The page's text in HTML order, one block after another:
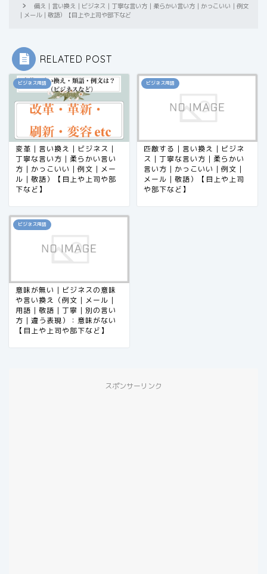
備え｜言い換え｜ビジネス｜丁寧な言い方｜柔らかい言い方｜かっこいい｜例文
｜メール｜敬語）【目上や上司や部下など
RELATED POST
ビジネス用語
変革｜言い換え｜ビジネス｜
丁寧な言い方｜柔らかい言い
方｜かっこいい｜例文｜メー
ル｜敬語）【目上や上司や部
下など】
ビジネス用語
匹敵する｜言い換え｜ビジネ
ス｜丁寧な言い方｜柔らかい
言い方｜かっこいい｜例文｜
メール｜敬語）【目上や上司
や部下など】
ビジネス用語
意味が無い｜ビジネスの意味
や言い換え（例文｜メール｜
用語｜敬語｜丁寧｜別の言い
方｜違う表現）：意味がない
【目上や上司や部下など】
スポンサーリンク